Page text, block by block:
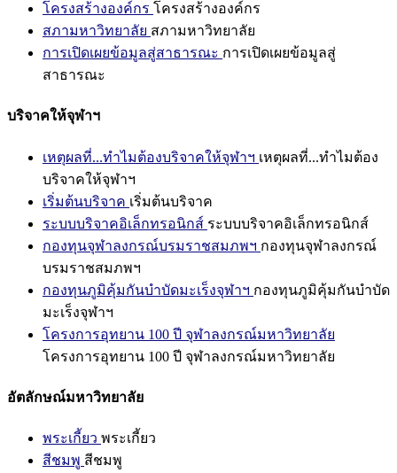
โครงสร้างองค์กร โครงสร้างองค์กร
สภามหาวิทยาลัย สภามหาวิทยาลัย
การเปิดเผยข้อมูลสู่สาธารณะ การเปิดเผยข้อมูลสู่
สาธารณะ
บริจาคให้จุฬาฯ
เหตุผลที่...ทำไมต้องบริจาคให้จุฬาฯ เหตุผลที่...ทำไมต้อง
บริจาคให้จุฬาฯ
เริ่มต้นบริจาค เริ่มต้นบริจาค
ระบบบริจาคอิเล็กทรอนิกส์ ระบบบริจาคอิเล็กทรอนิกส์
กองทุนจุฬาลงกรณ์บรมราชสมภพฯ กองทุนจุฬาลงกรณ์
บรมราชสมภพฯ
กองทุนภูมิคุ้มกันบำบัดมะเร็งจุฬาฯ กองทุนภูมิคุ้มกันบำบัด
มะเร็งจุฬาฯ
โครงการอุทยาน 100 ปี จุฬาลงกรณ์มหาวิทยาลัย
โครงการอุทยาน 100 ปี จุฬาลงกรณ์มหาวิทยาลัย
อัตลักษณ์มหาวิทยาลัย
พระเกี้ยว พระเกี้ยว
สีชมพู สีชมพู